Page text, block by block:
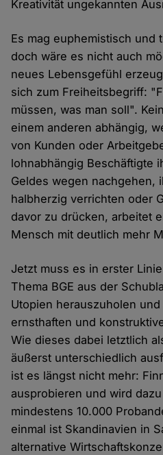
Kreativität ungekannten
Es mag euphemistisch und
doch wäre es nicht auch
neues Lebensgefühl
sich zum Freiheitsbegriff:
müssen, was man soll".
einem anderen abhängig,
von Kunden oder
lohnabhängig Beschäftigte
Geldes wegen nachgehen,
halbherzig verrichten oder
davor zu drücken, arbeitet
Mensch mit deutlich mehr
Jetzt muss es in erster
Thema BGE aus der
Utopien herauszuholen
ernsthaften und
Wie dieses dabei letztlich
äußerst unterschiedlich
ist es längst nicht mehr:
ausprobieren und wird
mindestens 10.000
einmal ist Skandinavien in
alternative